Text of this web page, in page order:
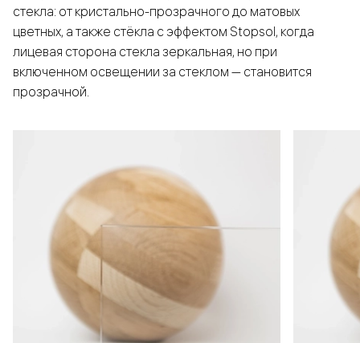
стекла: от кристально-прозрачного до матовых
цветных, а также стёкла с эффектом Stopsol, когда
лицевая сторона стекла зеркальная, но при
включенном освещении за стеклом — становится
прозрачной.